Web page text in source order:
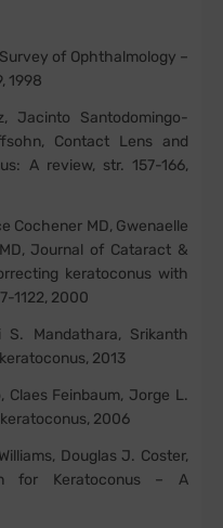
of Ophthalmology –
1998
Jacinto Santodomingo-
Contact Lens and
A review, str. 157-166,
Cochener MD, Gwenaelle
Journal of Cataract &
keratoconus with
1122, 2000
Mandathara, Srikanth
2013
Claes Feinbaum, Jorge L.
2006
Douglas J. Coster,
for Keratoconus – A